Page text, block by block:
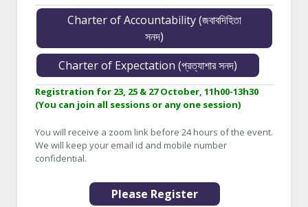
Charter of Accountability (জবাবদিহিতা
সনদ)
Charter of Expectation (প্রত্যাশার সনদ)
Registration for 23, 25 & 27 October, 11h00-13h30
(You can join all sessions or any one session)
You will receive a zoom link before 24 hours of the event.
We will keep your email id and mobile number
confidential.
Please Register